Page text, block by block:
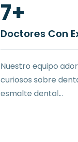
14+
Doctores Con
Nuestro equipo
curiosos sobre
esmalte dental...